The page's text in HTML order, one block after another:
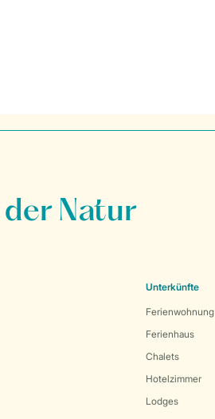
Natur
Unterkünfte
Ferienwohnung
Ferienhaus
Chalets
Hotelzimmer
Lodges